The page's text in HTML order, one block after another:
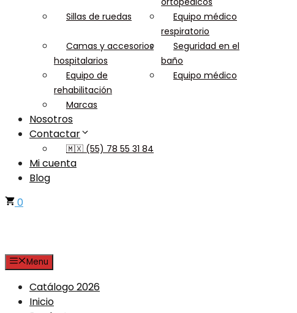
Sillas de ruedas
Equipo médico
respiratorio
Camas y accesorios
hospitalarios
Seguridad en el
baño
Equipo de
rehabilitación
Equipo médico
Marcas
Nosotros
Contactar
🇲🇽 (55) 78 55 31 84
Mi cuenta
Blog
0
Menu
Catálogo 2026
Inicio